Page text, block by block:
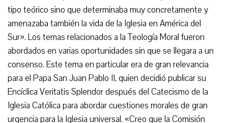
tipo teórico sino que determinaba muy concretamente y
amenazaba también la vida de la Iglesia en América del
Sur». Los temas relacionados a la Teología Moral fueron
abordados en varias oportunidades sin que se llegara a un
consenso. Este tema en particular era de gran relevancia
para el Papa San Juan Pablo II, quien decidió publicar su
Encíclica Veritatis Splendor después del Catecismo de la
Iglesia Católica para abordar cuestiones morales de gran
urgencia para la Iglesia universal. «Creo que la Comisión